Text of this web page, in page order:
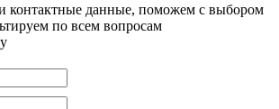
контактные данные, поможем с выбором
по всем вопросам